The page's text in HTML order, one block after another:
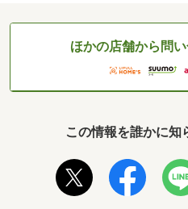
ほかの店舗から問い
この情報を誰かに知